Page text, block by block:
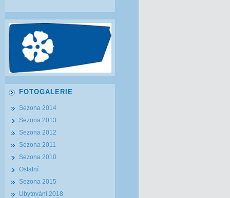
FOTOGALERIE
Sezona 2014
Sezona 2013
Sezona 2012
Sezona 2011
Sezona 2010
Ostatní
Sezona 2015
Ubytování 2018